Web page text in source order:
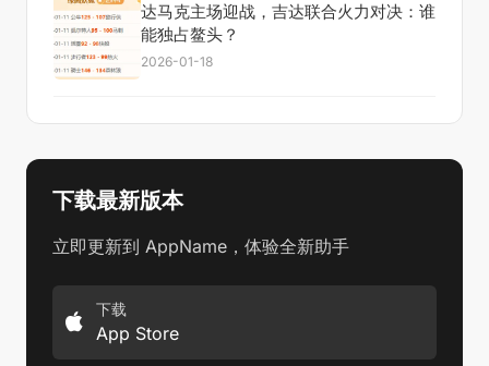
达马克主场迎战，吉达联合火力对决：谁
能独占鳌头？
2026-01-18
下载最新版本
立即更新到 AppName，体验全新助手
下载
App Store